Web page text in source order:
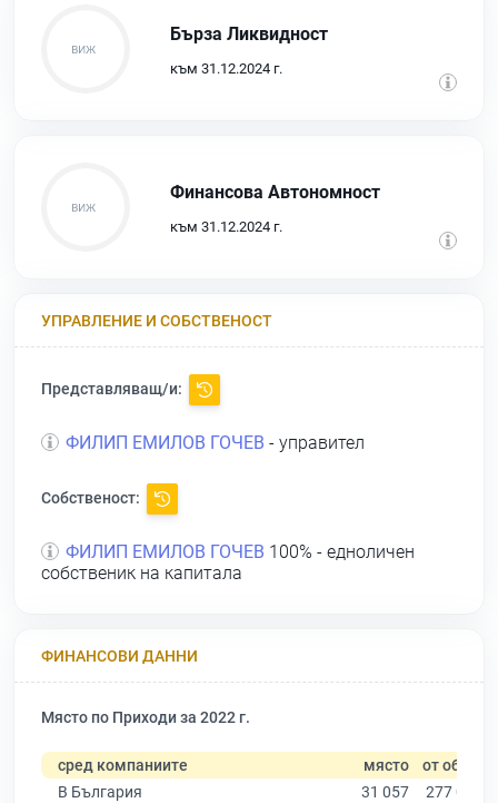
Бърза Ликвидност
към 31.12.2024 г.
Финансова Автономност
към 31.12.2024 г.
УПРАВЛЕНИЕ И СОБСТВЕНОСТ
Представляващ/и:
ФИЛИП ЕМИЛОВ ГОЧЕВ - управител
Собственост:
ФИЛИП ЕМИЛОВ ГОЧЕВ 100% - едноличен
собственик на капитала
ФИНАНСОВИ ДАННИ
Място по Приходи за 2022 г.
сред компаниите място от общо
В България
31 057
277 019